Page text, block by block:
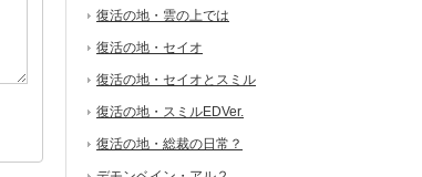
復活の地・雲の上では
復活の地・セイオ
復活の地・セイオとスミル
復活の地・スミルEDVer.
復活の地・総裁の日常？